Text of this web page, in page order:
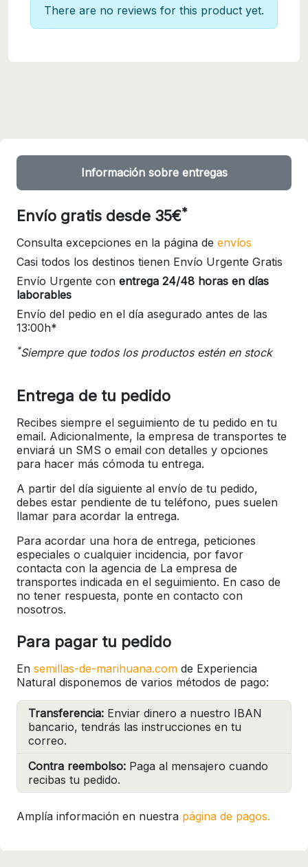
There are no reviews for this product yet.
Información sobre entregas
Envío gratis desde 35€*
Consulta excepciones en la página de envíos
Casi todos los destinos tienen Envío Urgente Gratis
Envío Urgente con entrega 24/48 horas en días
laborables
Envío del pedio en el día asegurado antes de las
13:00h*
*Siempre que todos los productos estén en stock
Entrega de tu pedido
Recibes siempre el seguimiento de tu pedido en tu
email. Adicionalmente, la empresa de transportes te
enviará un SMS o email con detalles y opciones
para hacer más cómoda tu entrega.
A partir del día siguiente al envío de tu pedido,
debes estar pendiente de tu teléfono, pues suelen
llamar para acordar la entrega.
Para acordar una hora de entrega, peticiones
especiales o cualquier incidencia, por favor
contacta con la agencia de La empresa de
transportes indicada en el seguimiento. En caso de
no tener respuesta, ponte en contacto con
nosotros.
Para pagar tu pedido
En semillas-de-marihuana.com de Experiencia
Natural disponemos de varios métodos de pago:
Transferencia: Enviar dinero a nuestro IBAN
bancario, tendrás las instrucciones en tu
correo.
Contra reembolso: Paga al mensajero cuando
recibas tu pedido.
Amplía información en nuestra página de pagos.